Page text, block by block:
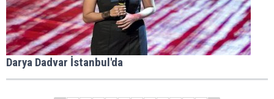
Darya Dadvar İstanbul'da